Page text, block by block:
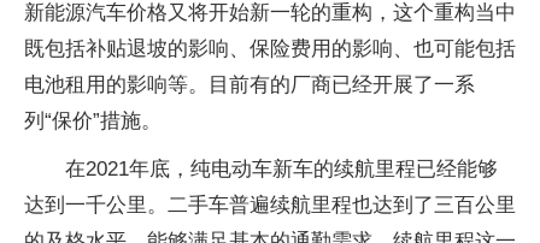
新能源汽车价格又将开始新一轮的重构，这个重构当中
既包括补贴退坡的影响、保险费用的影响、也可能包括
电池租用的影响等。目前有的厂商已经开展了一系
列“保价”措施。
在2021年底，纯电动车新车的续航里程已经能够
达到一千公里。二手车普遍续航里程也达到了三百公里